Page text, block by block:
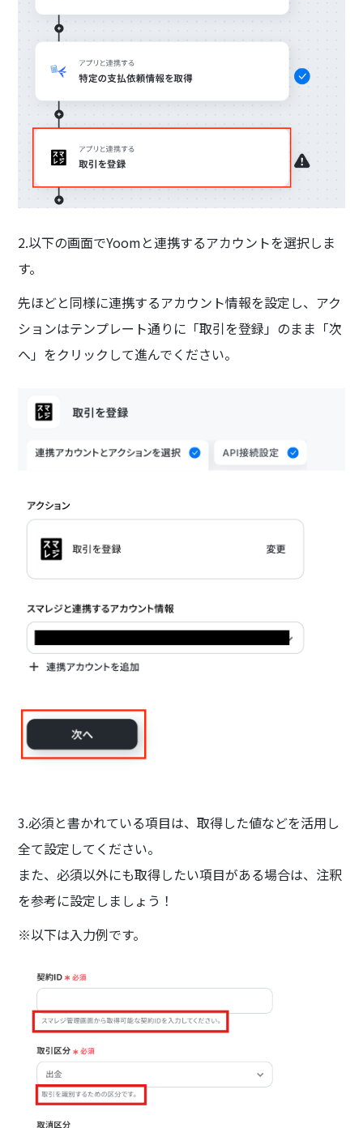
2.以下の画面でYoomと連携するアカウントを選択しま
す。
先ほどと同様に連携するアカウント情報を設定し、アク
ションはテンプレート通りに「取引を登録」のまま「次
へ」をクリックして進んでください。
3.必須と書かれている項目は、取得した値などを活用し
全て設定してください。
また、必須以外にも取得したい項目がある場合は、注釈
を参考に設定しましょう！
※以下は入力例です。